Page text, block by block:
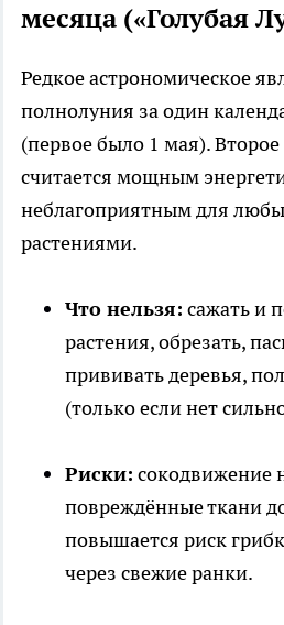
месяца («Голубая
Редкое астрономическое
полнолуния за один
(первое было 1 мая).
считается мощным
неблагоприятным для
растениями.
Что нельзя: сажать и
растения, обрезать,
прививать деревья,
(только если нет
Риски: сокодвижение
повреждённые ткани
повышается риск
через свежие ранки.